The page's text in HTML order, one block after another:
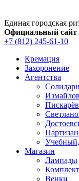
Единая городская
Официальный сайт
+7 (812) 245-61-10
Кремация
Захоронение
Агентства
Магазин
Лампады
Венки